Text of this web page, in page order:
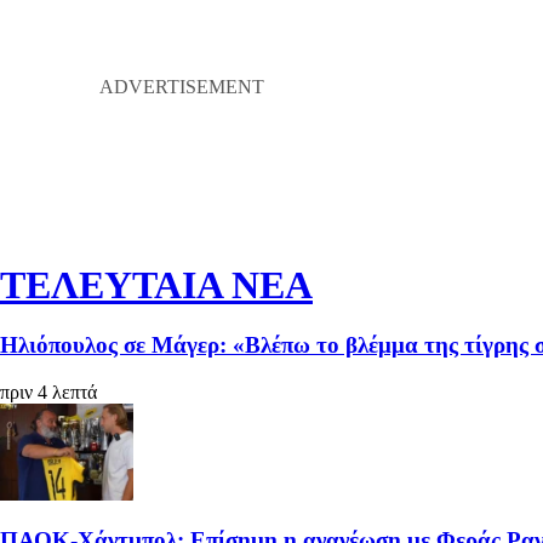
ΤΕΛΕΥΤΑΙΑ ΝΕΑ
Ηλιόπουλος σε Μάγερ: «Βλέπω το βλέμμα της τίγρης
πριν 4 λεπτά